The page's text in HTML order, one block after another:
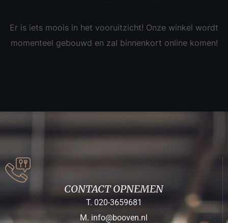
Er is iets moois in het vooruitzicht! Onze winkel wordt
momenteel gebouwd en zal binnenkort online komen!
CONTACT OPNEMEN
T. 020-3659681
M. info@booven.nl